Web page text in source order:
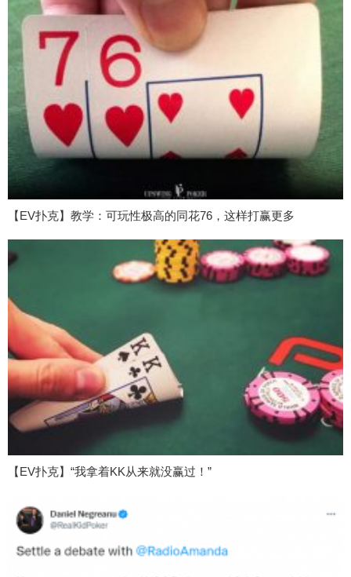
【EV扑克】教学：可玩性极高的同花76，这样打赢更多
【EV扑克】“我拿着KK从来就没赢过！”